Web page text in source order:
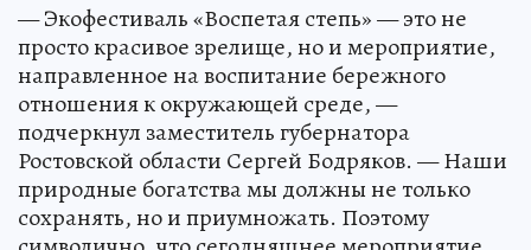
— Экофестиваль «Воспетая степь» — это не
просто красивое зрелище, но и мероприятие,
направленное на воспитание бережного
отношения к окружающей среде, —
подчеркнул заместитель губернатора
Ростовской области Сергей Бодряков. — Наши
природные богатства мы должны не только
сохранять, но и приумножать. Поэтому